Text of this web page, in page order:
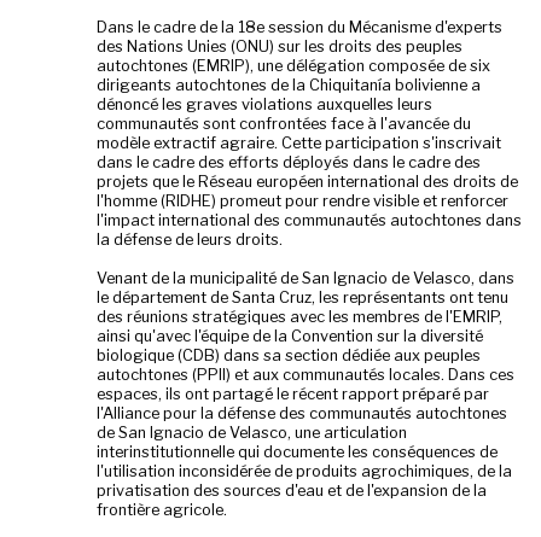
Dans le cadre de la 18e session du Mécanisme d'experts
des Nations Unies (ONU) sur les droits des peuples
autochtones (EMRIP), une délégation composée de six
dirigeants autochtones de la Chiquitanía bolivienne a
dénoncé les graves violations auxquelles leurs
communautés sont confrontées face à l'avancée du
modèle extractif agraire. Cette participation s'inscrivait
dans le cadre des efforts déployés dans le cadre des
projets que le Réseau européen international des droits de
l'homme (RIDHE) promeut pour rendre visible et renforcer
l'impact international des communautés autochtones dans
la défense de leurs droits.
Venant de la municipalité de San Ignacio de Velasco, dans
le département de Santa Cruz, les représentants ont tenu
des réunions stratégiques avec les membres de l'EMRIP,
ainsi qu'avec l'équipe de la Convention sur la diversité
biologique (CDB) dans sa section dédiée aux peuples
autochtones (PPII) et aux communautés locales. Dans ces
espaces, ils ont partagé le récent rapport préparé par
l'Alliance pour la défense des communautés autochtones
de San Ignacio de Velasco, une articulation
interinstitutionnelle qui documente les conséquences de
l'utilisation inconsidérée de produits agrochimiques, de la
privatisation des sources d'eau et de l'expansion de la
frontière agricole.